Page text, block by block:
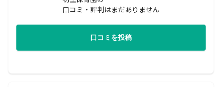
口コミ・評判はまだありません
口コミを投稿